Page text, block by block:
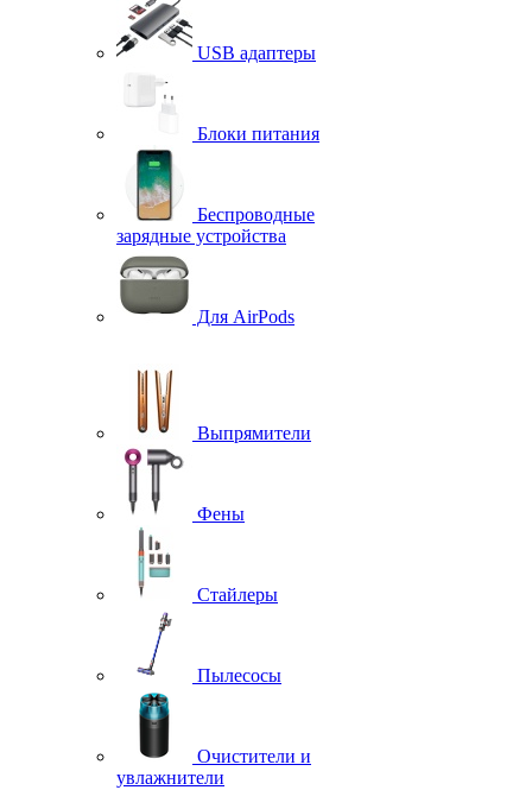
USB адаптеры
Блоки питания
Беспроводные
зарядные устройства
Для AirPods
Выпрямители
Фены
Стайлеры
Пылесосы
Очистители и
увлажнители